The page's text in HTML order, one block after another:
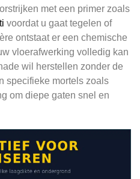
met een primer zoals
voordat u gaat tegelen of
ontstaat er een chemische
vloerafwerking volledig kan
wil herstellen zonder de
specifieke mortels zoals
om diepe gaten snel en